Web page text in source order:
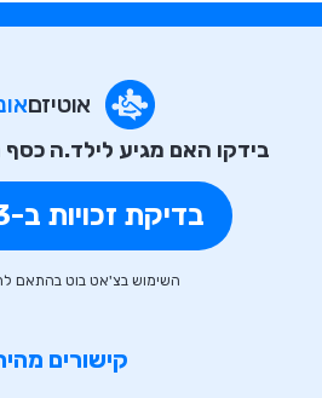
אוטיזם
בידקו האם מגיע לילד.ה כסף
בדיקת זכויות ב-3 קליקים
השימוש בצ'אט בוט בהתאם
קישורים